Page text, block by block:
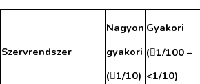
Szervrendszer
Nagyon
gyakori
(1/10)
Gyakori
(1/100 –
<1/10)